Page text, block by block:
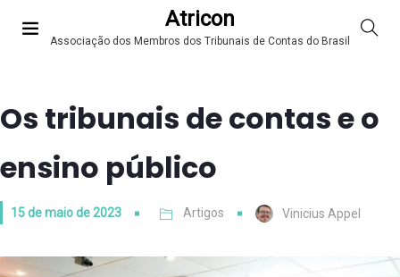
Atricon
Associação dos Membros dos Tribunais de Contas do Brasil
Os tribunais de contas e o
ensino público
15 de maio de 2023 Artigos Vinicius Appel